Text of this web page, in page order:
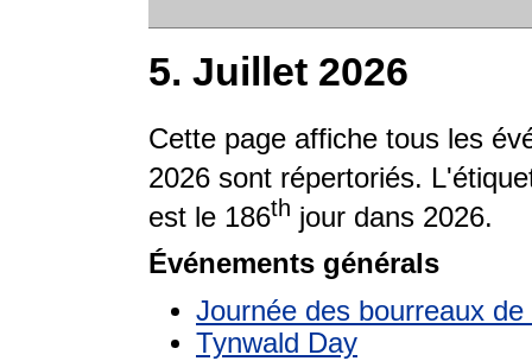
5. Juillet 2026
Cette page affiche tous les
2026 sont répertoriés.
est le 186th jour dans 2026.
Événements générals
Journée des bourreaux de
Tynwald Day